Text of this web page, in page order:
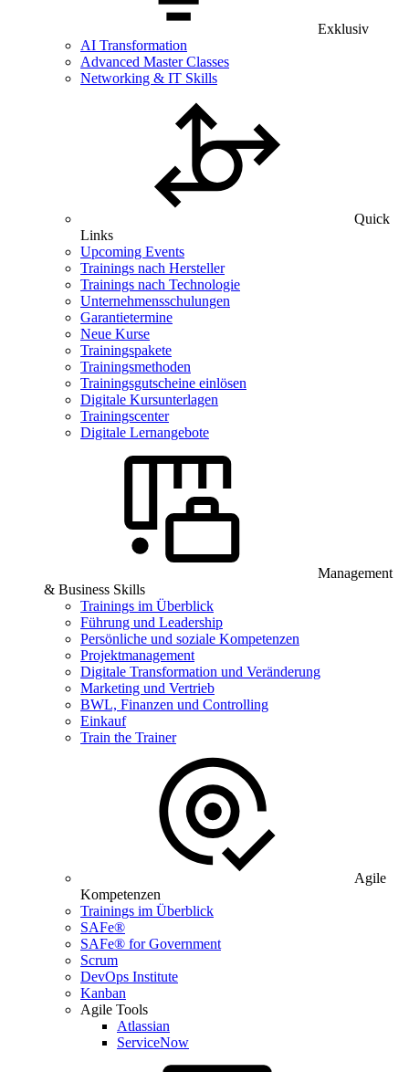
Exklusiv
AI Transformation
Advanced Master Classes
Networking & IT Skills
Quick
Links
Upcoming Events
Trainings nach Hersteller
Trainings nach Technologie
Unternehmensschulungen
Garantietermine
Neue Kurse
Trainingspakete
Trainingsmethoden
Trainingsgutscheine einlösen
Digitale Kursunterlagen
Trainingscenter
Digitale Lernangebote
Management
& Business Skills
Trainings im Überblick
Führung und Leadership
Persönliche und soziale Kompetenzen
Projektmanagement
Digitale Transformation und Veränderung
Marketing und Vertrieb
BWL, Finanzen und Controlling
Einkauf
Train the Trainer
Agile
Kompetenzen
Trainings im Überblick
SAFe®
SAFe® for Government
Scrum
DevOps Institute
Kanban
Agile Tools
Atlassian
ServiceNow